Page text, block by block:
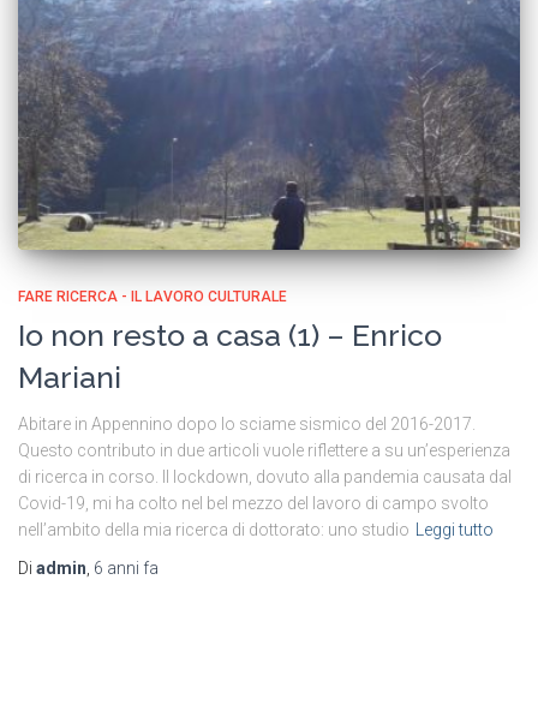
FARE RICERCA - IL LAVORO CULTURALE
Io non resto a casa (1) – Enrico
Mariani
Abitare in Appennino dopo lo sciame sismico del 2016-2017.
Questo contributo in due articoli vuole riflettere a su un’esperienza
di ricerca in corso. Il lockdown, dovuto alla pandemia causata dal
Covid-19, mi ha colto nel bel mezzo del lavoro di campo svolto
nell’ambito della mia ricerca di dottorato: uno studio
Leggi tutto
Di admin 6 anni fa